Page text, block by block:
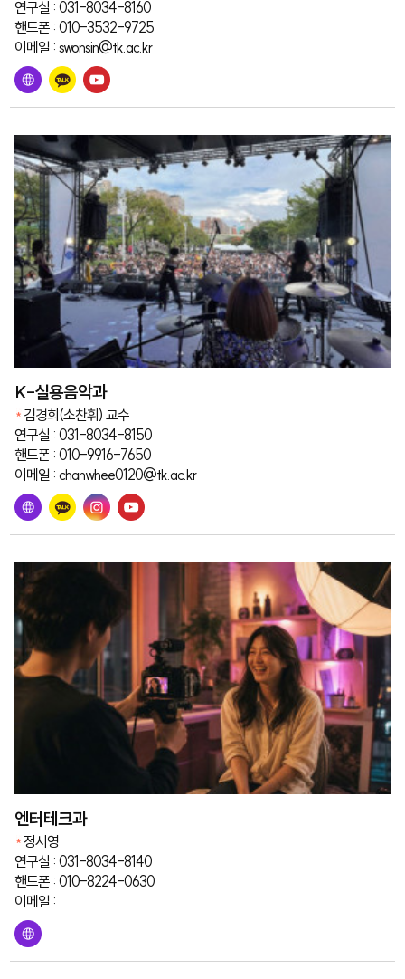
연구실 : 031-8034-8160
핸드폰 : 010-3532-9725
이메일 : swonsin@tk.ac.kr
K-실용음악과
김경희(소찬휘) 교수
연구실 : 031-8034-8150
핸드폰 : 010-9916-7650
이메일 : chanwhee0120@tk.ac.kr
엔터테크과
정시영
연구실 : 031-8034-8140
핸드폰 : 010-8224-0630
이메일 :